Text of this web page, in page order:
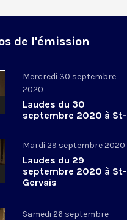
de l'émission
Mercredi 30 septembre
2020
Laudes du 30
septembre 2020 à St-
Mardi 29 septembre 2020
Laudes du 29
septembre 2020 à St-
Gervais
Samedi 26 septembre